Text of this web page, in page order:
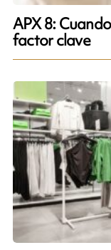
APX 8:
factor clave